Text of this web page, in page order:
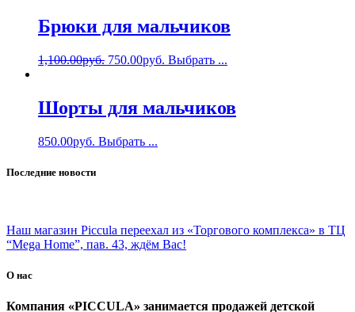
Брюки для мальчиков
1,100.00руб. 750.00руб. Выбрать ...
Шорты для мальчиков
850.00руб. Выбрать ...
Последние новости
Наш магазин Piccula переехал из «Торгового комплекса» в ТЦ
“Mega Home”, пав. 43, ждём Вас!
О нас
Компания «PICCULA» занимается продажей детской